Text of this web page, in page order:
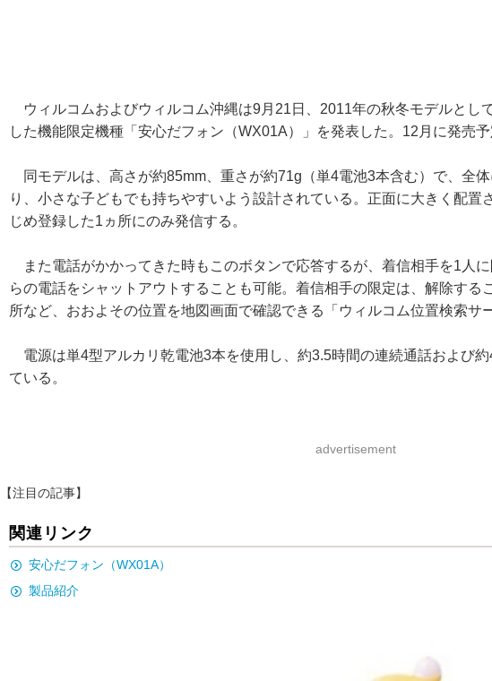
ウィルコムおよびウィルコム沖縄は9月21日、2011年の秋冬モデルとし
した機能限定機種「安心だフォン（WX01A）」を発表した。12月に発売予
同モデルは、高さが約85mm、重さが約71g（単4電池3本含む）で、全
り、小さな子どもでも持ちやすいよう設計されている。正面に大きく配置
じめ登録した1ヵ所にのみ発信する。
また電話がかかってきた時もこのボタンで応答するが、着信相手を1人
らの電話をシャットアウトすることも可能。着信相手の限定は、解除する
所など、おおよその位置を地図画面で確認できる「ウィルコム位置検索サ
電源は単4型アルカリ乾電池3本を使用し、約3.5時間の連続通話および
ている。
advertisement
【注目の記事】
関連リンク
安心だフォン（WX01A）
製品紹介